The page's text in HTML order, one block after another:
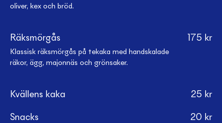
oliver, kex och bröd.
Räksmörgås 175 kr
Klassisk räksmörgås på tekaka med handskalade
räkor, ägg, majonnäs och grönsaker.
Kvällens kaka 25 kr
Snacks 20 kr